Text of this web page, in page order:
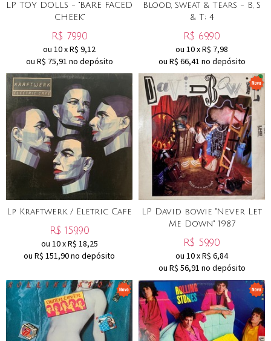
LP TOY DOLLS - "BARE FACED
CHEEK"
R$ 79,90
ou 10xR$ 9,12
ou R$ 75,91 no depósito
Blood, Sweat & Tears - B, S
& T; 4
R$ 69,90
ou 10xR$ 7,98
ou R$ 66,41 no depósito
Lp Kraftwerk / Eletric Cafe
R$ 159,90
ou 10xR$ 18,25
ou R$ 151,90no depósito
LP David bowie "Never Let
Me Down" 1987
R$ 59,90
ou 10xR$ 6,84
ou R$ 56,91 no depósito